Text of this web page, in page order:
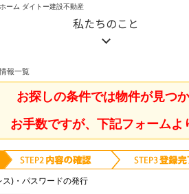
ーム ダイトー建設不動産
私たちのこと
報一覧
お探しの条件では物件が見つ
お手数ですが、下記フォームよ
ス)・パスワードの発行